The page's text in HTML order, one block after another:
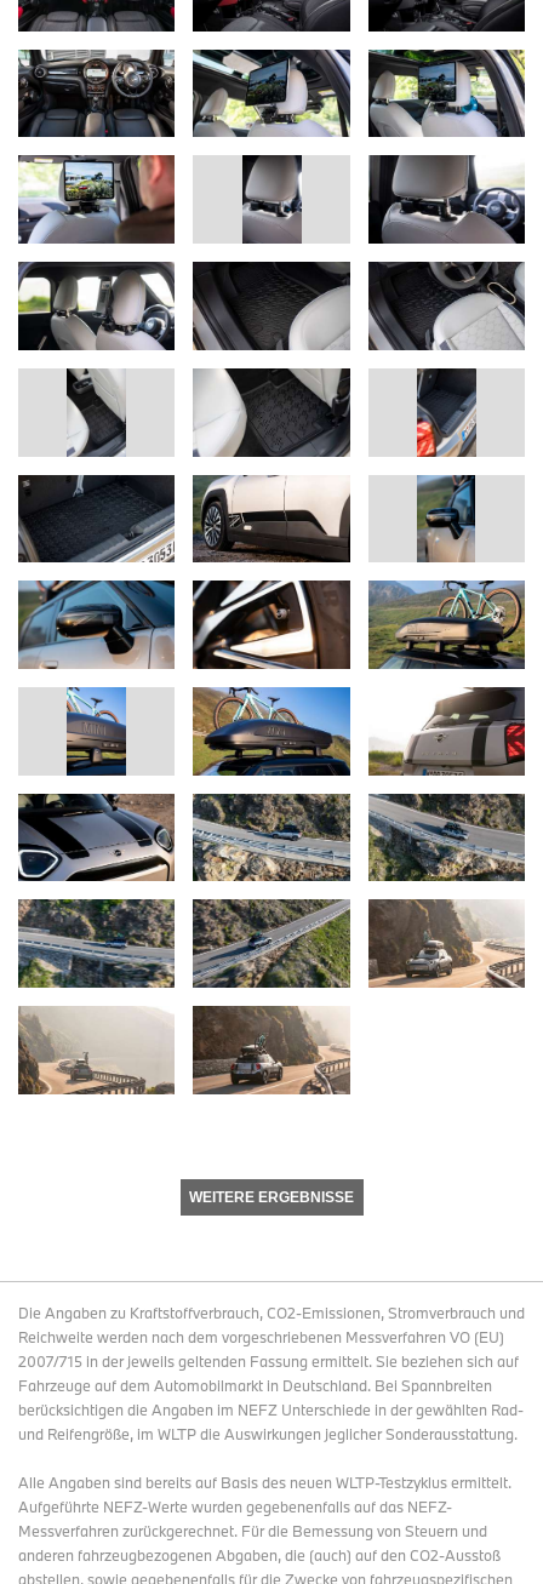
WEITERE ERGEBNISSE
Die Angaben zu Kraftstoffverbrauch, CO2-Emissionen, Stromverbrauch und
Reichweite werden nach dem vorgeschriebenen Messverfahren VO (EU)
2007/715 in der jeweils geltenden Fassung ermittelt. Sie beziehen sich auf
Fahrzeuge auf dem Automobilmarkt in Deutschland. Bei Spannbreiten
berücksichtigen die Angaben im NEFZ Unterschiede in der gewählten Rad-
und Reifengröße, im WLTP die Auswirkungen jeglicher Sonderausstattung.
Alle Angaben sind bereits auf Basis des neuen WLTP-Testzyklus ermittelt.
Aufgeführte NEFZ-Werte wurden gegebenenfalls auf das NEFZ-
Messverfahren zurückgerechnet. Für die Bemessung von Steuern und
anderen fahrzeugbezogenen Abgaben, die (auch) auf den CO2-Ausstoß
abstellen, sowie gegebenenfalls für die Zwecke von fahrzeugspezifischen